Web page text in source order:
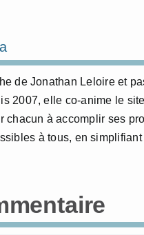
de Jonathan Leloire et
2007, elle co-anime le
chacun à accomplir ses
à tous, en